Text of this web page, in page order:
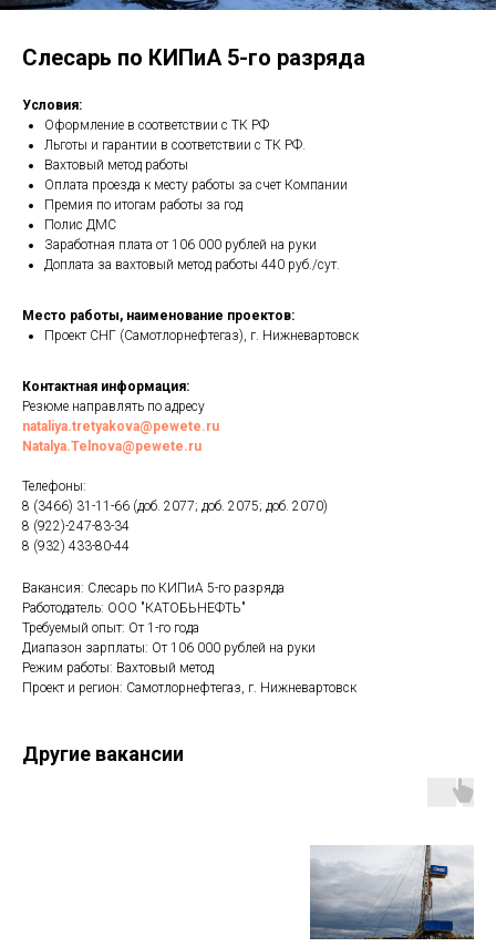
Слесарь по КИПиА 5-го разряда
Условия:
Оформление в соответствии с ТК РФ
Льготы и гарантии в соответствии с ТК РФ.
Вахтовый метод работы
Оплата проезда к месту работы за счет Компании
Премия по итогам работы за год
Полис ДМС
Заработная плата от 106 000 рублей на руки
Доплата за вахтовый метод работы 440 руб./сут.
Место работы, наименование проектов:
Проект СНГ (Самотлорнефтегаз), г. Нижневартовск
Контактная информация:
Резюме направлять по адресу
nataliya.tretyakova@pewete.ru
Natalya.Telnova@pewete.ru
Телефоны:
8 (3466) 31-11-66 (доб. 2077; доб. 2075; доб. 2070)
8 (922)-247-83-34
8 (932) 433-80-44
Вакансия: Слесарь по КИПиА 5-го разряда
Работодатель: ООО "КАТОБЬНЕФТЬ"
Требуемый опыт: От 1-го года
Диапазон зарплаты: От 106 000 рублей на руки
Режим работы: Вахтовый метод
Проект и регион: Самотлорнефтегаз, г. Нижневартовск
Другие вакансии